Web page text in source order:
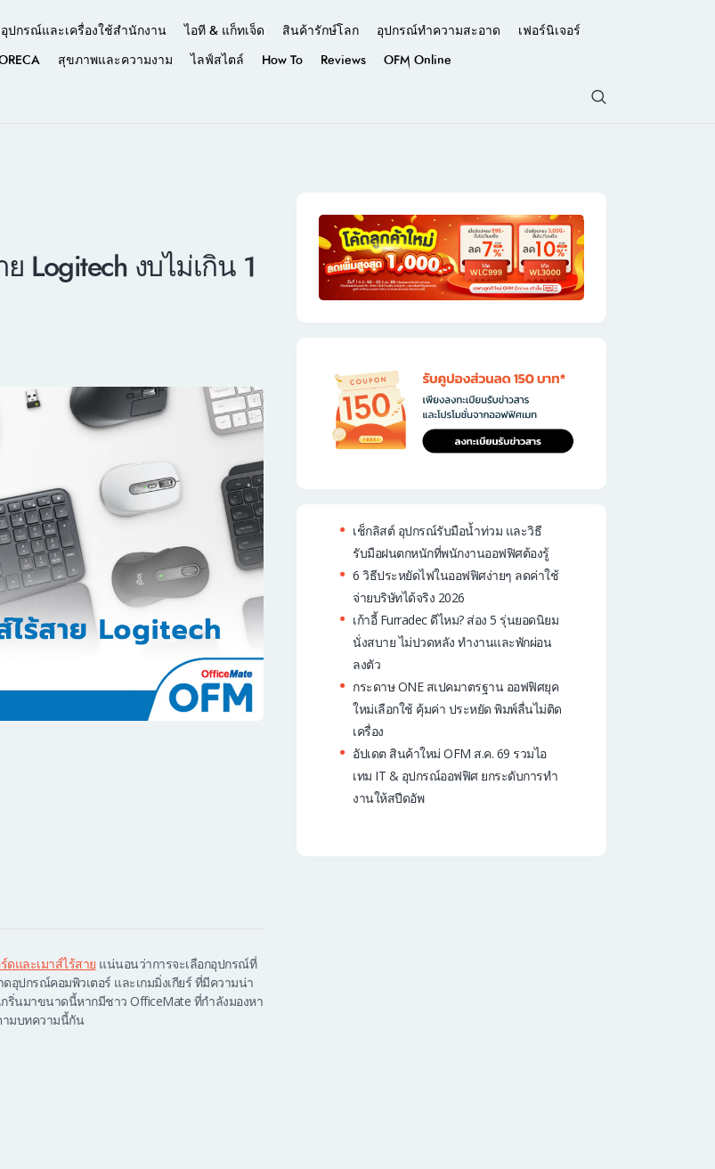
อุปกรณ์และเครื่องใช้สำนักงาน ไอที & แก็ทเจ็ด สินค้ารักษ์โลก อุปกรณ์ทำความสะอาด
เฟอร์นิเจอร์
สุขภาพและความงาม ไลฟ์สไตล์ How To Reviews OFM Online
Logitech งบไม่เกิน 1
ดและเมาส์ไร้สาย แน่นอนว่าการจะเลือกอุปกรณ์ที่
อุปกรณ์คอมพิวเตอร์ และเกมมิ่งเกียร์ ที่มีความน่า
ริ่นมาขนาดนี้หากมีชาว OfficeMate ที่กำลังมองหา
ามบทความนี้กัน
เช็กลิสต์ อุปกรณ์รับมือน้ำท่วม และวิธี
รับมือฝนตกหนักที่พนักงานออฟฟิศต้องรู้
6 วิธีประหยัดไฟในออฟฟิศง่ายๆ ลดค่าใช้
จ่ายบริษัทได้จริง 2026
เก้าอี้ Furradec ดีไหม? ส่อง 5 รุ่นยอดนิยม
นั่งสบาย ไม่ปวดหลัง ทำงานและพักผ่อน
ลงตัว
กระดาษ ONE สเปคมาตรฐาน ออฟฟิศยุค
ใหม่เลือกใช้ คุ้มค่า ประหยัด พิมพ์ลื่นไม่ติด
เครื่อง
อัปเดต สินค้าใหม่ OFM ส.ค. 69 รวมไอ
เทม IT & อุปกรณ์ออฟฟิศ ยกระดับการทำ
งานให้สปีดอัพ